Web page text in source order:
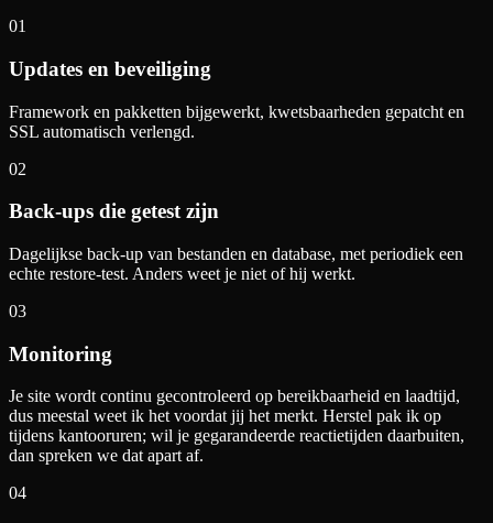
01
Updates en beveiliging
Framework en pakketten bijgewerkt, kwetsbaarheden gepatcht en
SSL automatisch verlengd.
02
Back-ups die getest zijn
Dagelijkse back-up van bestanden en database, met periodiek een
echte restore-test. Anders weet je niet of hij werkt.
03
Monitoring
Je site wordt continu gecontroleerd op bereikbaarheid en laadtijd,
dus meestal weet ik het voordat jij het merkt. Herstel pak ik op
tijdens kantooruren; wil je gegarandeerde reactietijden daarbuiten,
dan spreken we dat apart af.
04